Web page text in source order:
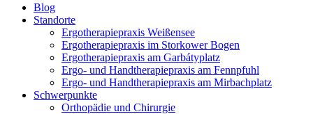
Blog
Standorte
Ergotherapiepraxis Weißensee
Ergotherapiepraxis im Storkower Bogen
Ergotherapiepraxis am Garbátyplatz
Ergo- und Handtherapiepraxis am Fennpfuhl
Ergo- und Handtherapiepraxis am Mirbachplatz
Schwerpunkte
Orthopädie und Chirurgie